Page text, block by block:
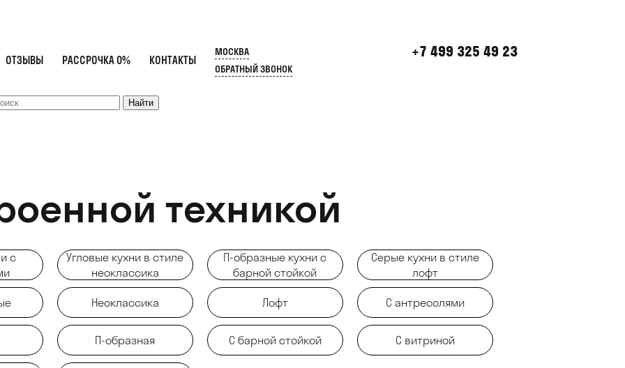
ОТЗЫВЫ РАССРОЧКА 0% КОНТАКТЫ
+7 499 325 49 23
МОСКВА
ОБРАТНЫЙ ЗВОНОК
техникой
с
Угловые кухни в стиле
неоклассика
П-образные кухни с
барной стойкой
Серые кухни в стиле
лофт
Неоклассика Лофт С антресолями
П-образная С барной стойкой С витриной